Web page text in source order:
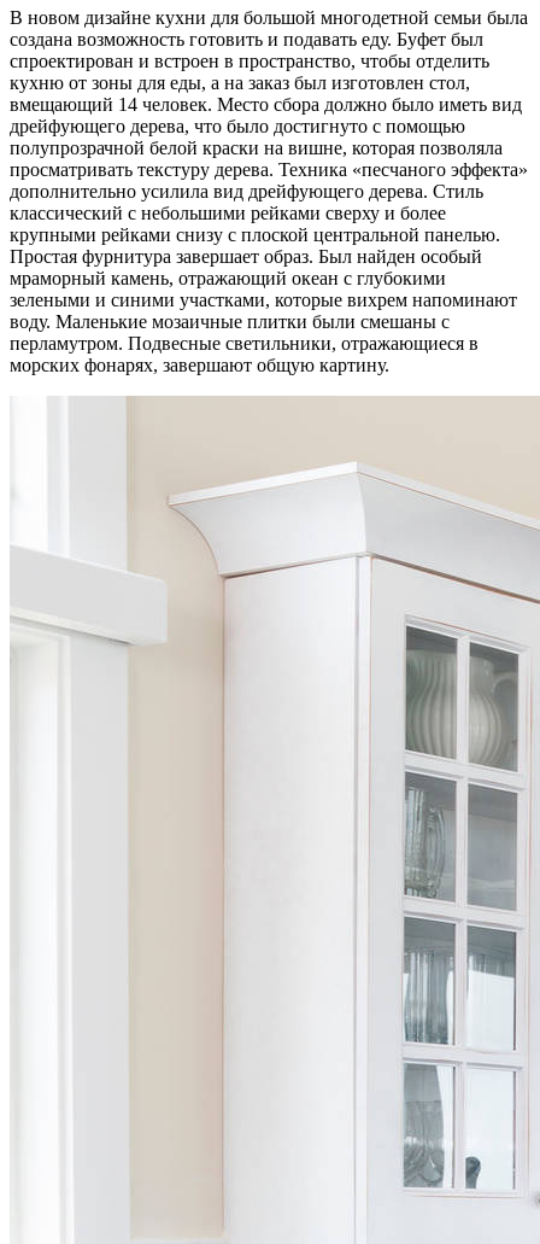
В новом дизайне кухни для большой многодетной семьи была
создана возможность готовить и подавать еду. Буфет был
спроектирован и встроен в пространство, чтобы отделить
кухню от зоны для еды, а на заказ был изготовлен стол,
вмещающий 14 человек. Место сбора должно было иметь вид
дрейфующего дерева, что было достигнуто с помощью
полупрозрачной белой краски на вишне, которая позволяла
просматривать текстуру дерева. Техника «песчаного эффекта»
дополнительно усилила вид дрейфующего дерева. Стиль
классический с небольшими рейками сверху и более
крупными рейками снизу с плоской центральной панелью.
Простая фурнитура завершает образ. Был найден особый
мраморный камень, отражающий океан с глубокими
зелеными и синими участками, которые вихрем напоминают
воду. Маленькие мозаичные плитки были смешаны с
перламутром. Подвесные светильники, отражающиеся в
морских фонарях, завершают общую картину.